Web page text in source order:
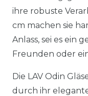
ihre robuste
cm machen sie
Anlass, sei es ein
Freunden oder
Die LAV Odin
durch ihr